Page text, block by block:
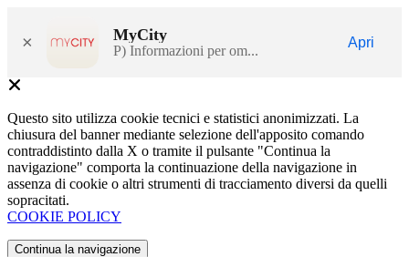
× MyCity
P) Informazioni per om...
Apri
Questo sito utilizza cookie tecnici e statistici anonimizzati. La
chiusura del banner mediante selezione dell'apposito comando
contraddistinto dalla X o tramite il pulsante "Continua la
navigazione" comporta la continuazione della navigazione in
assenza di cookie o altri strumenti di tracciamento diversi da quelli
sopracitati.
COOKIE POLICY
Continua la navigazione